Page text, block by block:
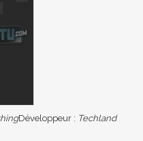
Développeur : Techland